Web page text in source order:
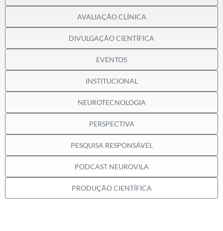
AVALIAÇÃO CLÍNICA
DIVULGAÇÃO CIENTÍFICA
EVENTOS
INSTITUCIONAL
NEUROTECNOLOGIA
PERSPECTIVA
PESQUISA RESPONSÁVEL
PODCAST NEUROVILA
PRODUÇÃO CIENTÍFICA